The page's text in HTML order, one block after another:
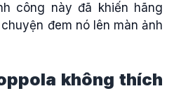
công này đã khiến hãng
đem nó lên màn ảnh
không thích